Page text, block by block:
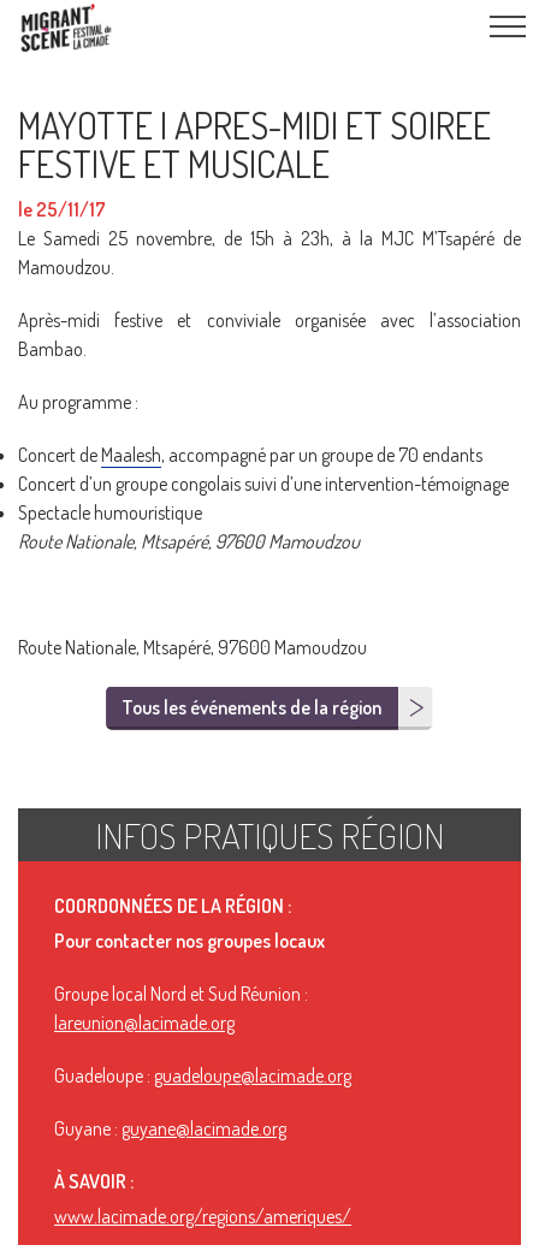
MAYOTTE I APRES-MIDI ET SOIREE
FESTIVE ET MUSICALE
le 25/11/17
Le Samedi 25 novembre, de 15h à 23h, à la MJC M’Tsapéré de
Mamoudzou.
Après-midi festive et conviviale organisée avec l’association
Bambao.
Au programme :
Concert de Maalesh, accompagné par un groupe de 70 endants
Concert d’un groupe congolais suivi d’une intervention-témoignage
Spectacle humouristique
Route Nationale, Mtsapéré, 97600 Mamoudzou
Route Nationale, Mtsapéré, 97600 Mamoudzou
Tous les événements de la région
INFOS PRATIQUES RÉGION
COORDONNÉES DE LA RÉGION :
Pour contacter nos groupes locaux
Groupe local Nord et Sud Réunion :
lareunion@lacimade.org
Guadeloupe : guadeloupe@lacimade.org
Guyane : guyane@lacimade.org
À SAVOIR :
www.lacimade.org/regions/ameriques/